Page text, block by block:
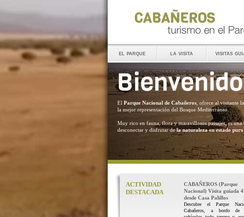
el parque la visita visitas
El Parque Nacional de Cabañeros , ofrece al visitante
la mejor representación del Bosque Mediterráneo.
Muy rico en fauna, flora y maravillosos paisajes, es una
desconectar y disfrutar dela naturaleza en estado puro
ACTIVIDAD
DESTACADA
CABAÑEROS (Parque
Nacional) Visita guiada
desde Casa Palillos
Descubre el Parque
Cabañeros, a bordo de